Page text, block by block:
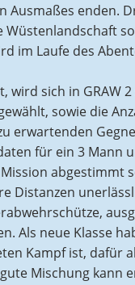
Ausmaßes enden.
Wüstenlandschaft
im Laufe des
wird sich in GRAW
sowie die
erwartenden
für ein 3 Mann
abgestimmt
Distanzen
Als neue Klasse
Kampf ist, dafür
Mischung kann